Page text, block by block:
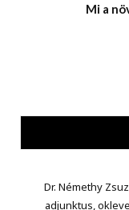
Mi a
Dr. Némethy
adjunktus,